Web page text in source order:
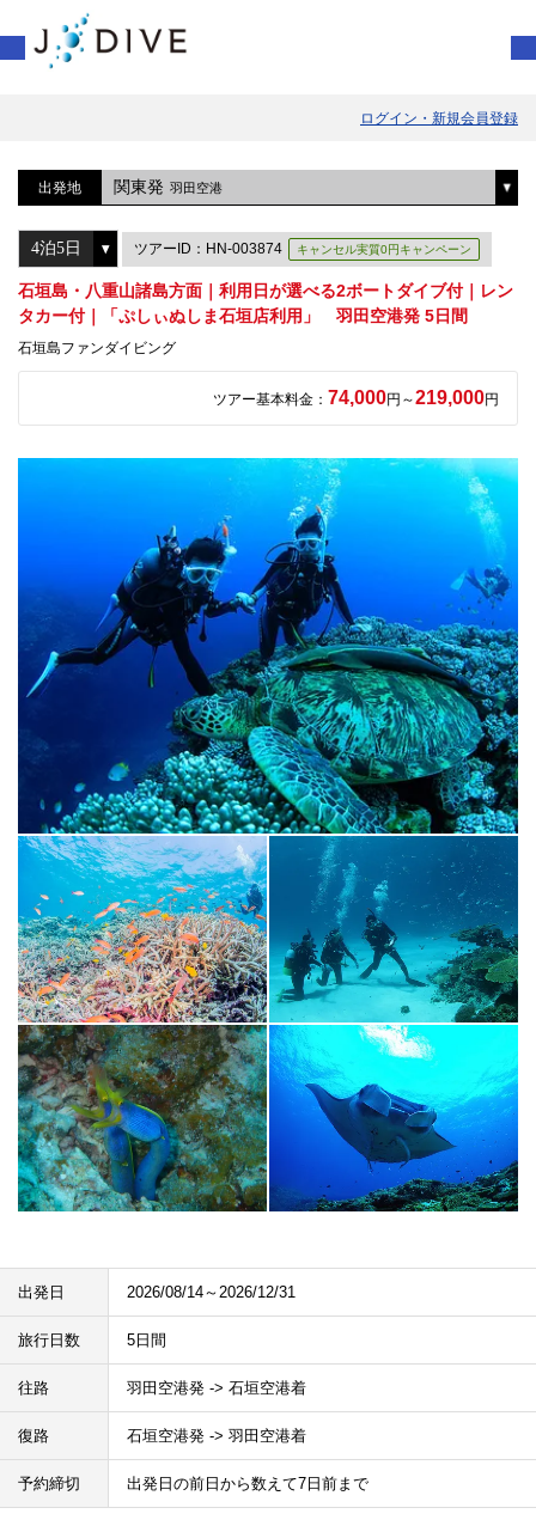
ログイン・新規会員登録
出発地 関東発 羽田空港
ツアーID：HN-003874 キャンセル実質0円キャンペーン
石垣島・八重山諸島方面｜利用日が選べる2ボートダイブ付｜レン
タカー付｜「ぷしぃぬしま石垣店利用」 羽田空港発 5日間
石垣島ファンダイビング
ツアー基本料金： 74,000円～219,000円
出発日 2026/08/14～2026/12/31
旅行日数 5日間
往路 羽田空港発 -> 石垣空港着
復路 石垣空港発 -> 羽田空港着
予約締切 出発日の前日から数えて7日前まで